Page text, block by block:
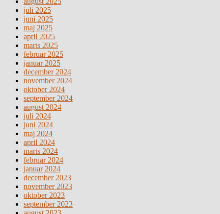
juli 2025
juni 2025
maj 2025
april 2025
marts 2025
februar 2025
januar 2025
december 2024
november 2024
oktober 2024
september 2024
august 2024
juli 2024
juni 2024
maj 2024
april 2024
marts 2024
februar 2024
januar 2024
december 2023
november 2023
oktober 2023
september 2023